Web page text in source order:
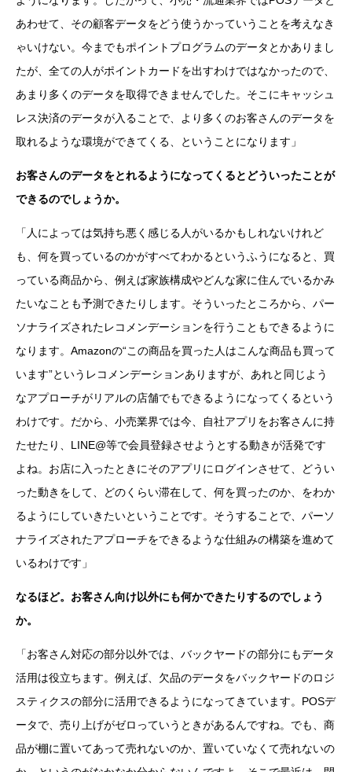
あわせて、その顧客データをどう使うかっていうことを考えなき
ゃいけない。今までもポイントプログラムのデータとかありまし
たが、全ての人がポイントカードを出すわけではなかったので、
あまり多くのデータを取得できませんでした。そこにキャッシュ
レス決済のデータが入ることで、より多くのお客さんのデータを
取れるような環境ができてくる、ということになります」
お客さんのデータをとれるようになってくるとどういったことが
できるのでしょうか。
「人によっては気持ち悪く感じる人がいるかもしれないけれど
も、何を買っているのかがすべてわかるというふうになると、買
っている商品から、例えば家族構成やどんな家に住んでいるかみ
たいなことも予測できたりします。そういったところから、パー
ソナライズされたレコメンデーションを行うこともできるように
なります。Amazonの“この商品を買った人はこんな商品も買って
います”というレコメンデーションありますが、あれと同じよう
なアプローチがリアルの店舗でもできるようになってくるという
わけです。だから、小売業界では今、自社アプリをお客さんに持
たせたり、LINE@等で会員登録させようとする動きが活発です
よね。お店に入ったときにそのアプリにログインさせて、どうい
った動きをして、どのくらい滞在して、何を買ったのか、をわか
るようにしていきたいということです。そうすることで、パーソ
ナライズされたアプローチをできるような仕組みの構築を進めて
いるわけです」
なるほど。お客さん向け以外にも何かできたりするのでしょう
か。
「お客さん対応の部分以外では、バックヤードの部分にもデータ
活用は役立ちます。例えば、欠品のデータをバックヤードのロジ
スティクスの部分に活用できるようになってきています。POSデ
ータで、売り上げがゼロっていうときがあるんですね。でも、商
品が棚に置いてあって売れないのか、置いていなくて売れないの